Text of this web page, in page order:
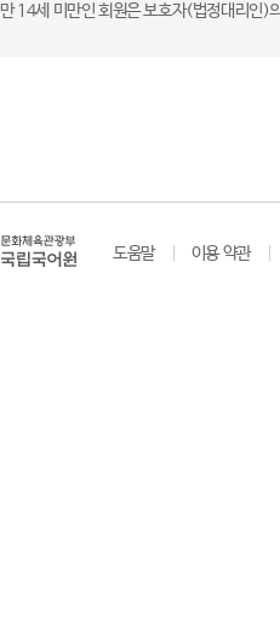
만 14세 미만인 회원은 보호자(법정대리인)
도움말 이용 약관